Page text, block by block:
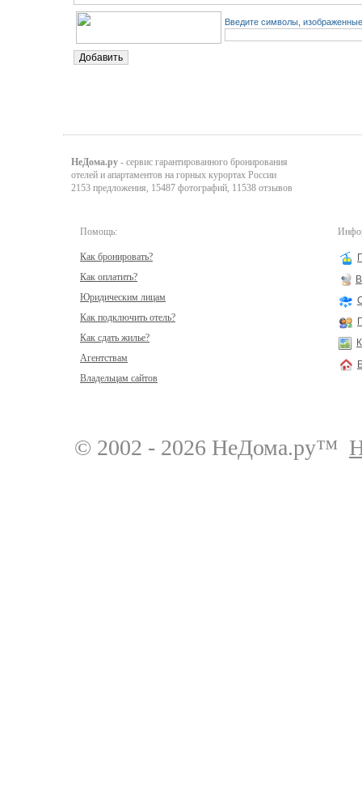
Введите символы,
НеДома.ру - сервис гарантированного бронирования
отелей и апартаментов на горных курортах России
2153 предложения, 15487 фотографий, 11538 отзывов
Помощь:
Как бронировать?
Как оплатить?
Юридическим лицам
Как подключить отель?
Как сдать жилье?
Агентствам
Владельцам сайтов
© 2002 - 2026 НеДома.ру™